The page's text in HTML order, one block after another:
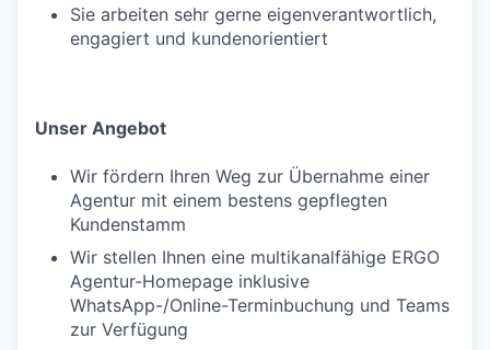
Sie arbeiten sehr gerne eigenverantwortlich,
engagiert und kundenorientiert
Unser Angebot
Wir fördern Ihren Weg zur Übernahme einer
Agentur mit einem bestens gepflegten
Kundenstamm
Wir stellen Ihnen eine multikanalfähige ERGO
Agentur-Homepage inklusive
WhatsApp-/Online-Terminbuchung und Teams
zur Verfügung